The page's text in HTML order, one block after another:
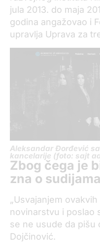
jula 2013. do maja
godina angažovao i
upravlja Uprava za
Aleksandar Đorđević
kancelarije (foto: sajt
Zbog čega je
zna o sudijama
„Usvajanjem
novinarstvu i poslao
se ne usude da pišu
Dojčinović.